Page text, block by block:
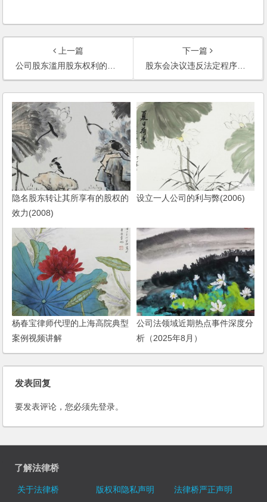
上一篇
公司股东滥用股东权利的行为归于无效(2009)
下一篇
股东会决议违反法定程序应予撤销
隐名股东转让其所享有的股权的
效力(2008)
设立一人公司的利与弊(2006)
杨春宝律师代理的上海高院典型
案例视频讲解
公司法领域近期热点事件深度分
析（2025年8月）
发表回复
要发表评论，您必须先登录。
了解法律桥
关于法律桥 版权和隐私声明
法律桥严正声明